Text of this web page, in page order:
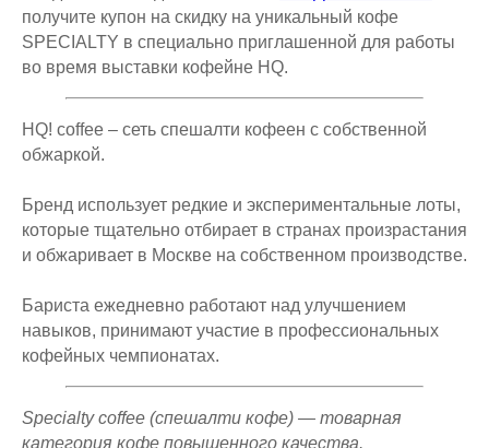
получите купон на скидку на уникальный кофе
SPECIALTY в специально приглашенной для работы
во время выставки кофейне HQ.
HQ! coffee – сеть спешалти кофеен с собственной
обжаркой.
Бренд использует редкие и экспериментальные лоты,
которые тщательно отбирает в странах произрастания
и обжаривает в Москве на собственном производстве.
Бариста ежедневно работают над улучшением
навыков, принимают участие в профессиональных
кофейных чемпионатах.
Specialty coffee (спешалти кофе) — товарная
категория кофе повышенного качества.